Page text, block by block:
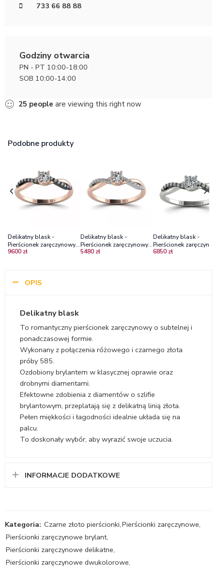
733 66 88 88
Godziny otwarcia
PN - PT 10:00-18:00
SOB 10:00-14:00
25 people are viewing this right now
Podobne produkty
Delikatny blask -
Pierścionek zaręczynowy z
różowego i czarnego
9600 zł
Delikatny blask -
Pierścionek zaręczynowy z
różowego i białego złota
5480 zł
Delikatny blask -
Pierścionek
białego i czarnego
6850 zł
OPIS
Delikatny blask
To romantyczny pierścionek zaręczynowy o subtelnej i
ponadczasowej formie.
Wykonany z połączenia różowego i czarnego złota
próby 585.
Ozdobiony brylantem w klasycznej oprawie oraz
drobnymi diamentami.
Efektowne zdobienia z diamentów o szlifie
brylantowym, przeplatają się z delikatną linią złota.
Pełen miękkości i łagodności idealnie układa się na
palcu.
To doskonały wybór, aby wyrazić swoje uczucia.
INFORMACJE DODATKOWE
Kategoria: Czarne złoto pierścionki,Pierścionki zaręczynowe,
Pierścionki zaręczynowe brylant,
Pierścionki zaręczynowe delikatne,
Pierścionki zaręczynowe dwukolorowe,